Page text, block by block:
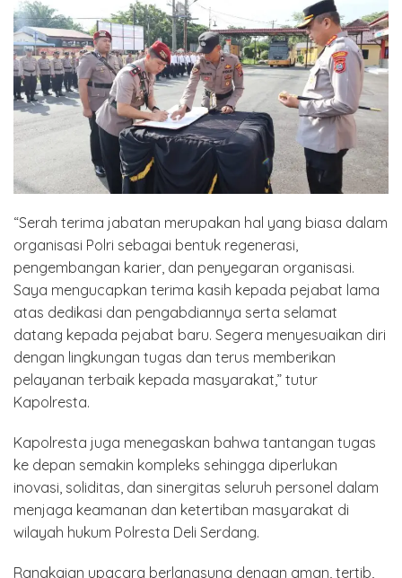
“Serah terima jabatan merupakan hal yang biasa dalam
organisasi Polri sebagai bentuk regenerasi,
pengembangan karier, dan penyegaran organisasi.
Saya mengucapkan terima kasih kepada pejabat lama
atas dedikasi dan pengabdiannya serta selamat
datang kepada pejabat baru. Segera menyesuaikan diri
dengan lingkungan tugas dan terus memberikan
pelayanan terbaik kepada masyarakat,” tutur
Kapolresta.
Kapolresta juga menegaskan bahwa tantangan tugas
ke depan semakin kompleks sehingga diperlukan
inovasi, soliditas, dan sinergitas seluruh personel dalam
menjaga keamanan dan ketertiban masyarakat di
wilayah hukum Polresta Deli Serdang.
Rangkaian upacara berlangsung dengan aman, tertib,